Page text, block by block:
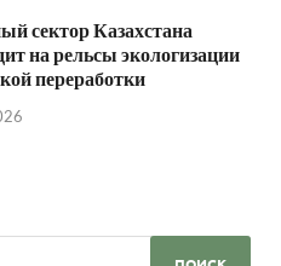
сектор Казахстана
на рельсы экологизации
переработки